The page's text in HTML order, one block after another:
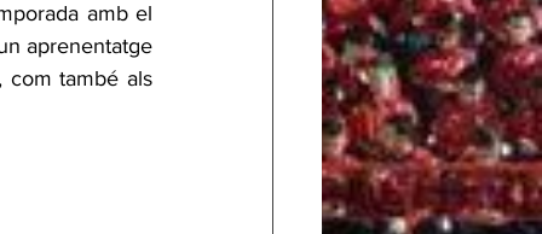
amb el
aprenentatge
com també als